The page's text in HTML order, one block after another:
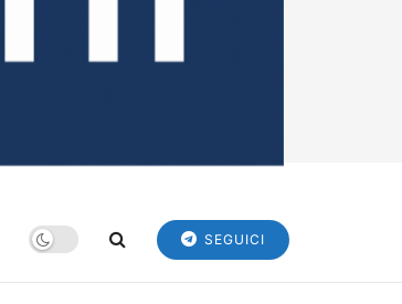
SEGUICI